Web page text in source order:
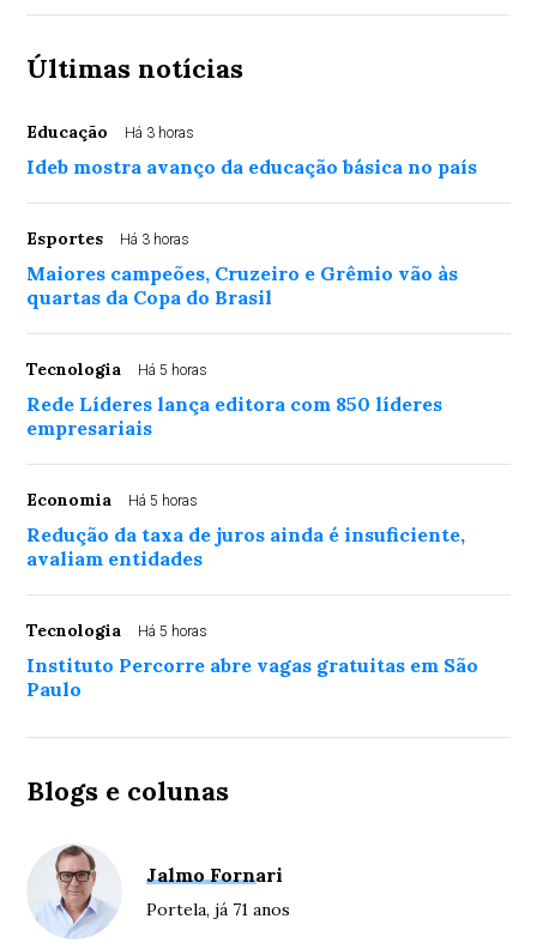
Últimas notícias
Educação Há 3 horas
Ideb mostra avanço da educação básica no país
Esportes Há 3 horas
Maiores campeões, Cruzeiro e Grêmio vão às
quartas da Copa do Brasil
Tecnologia Há 5 horas
Rede Líderes lança editora com 850 líderes
empresariais
Economia Há 5 horas
Redução da taxa de juros ainda é insuficiente,
avaliam entidades
Tecnologia Há 5 horas
Instituto Percorre abre vagas gratuitas em São
Paulo
Blogs e colunas
Jalmo Fornari
Portela, já 71 anos